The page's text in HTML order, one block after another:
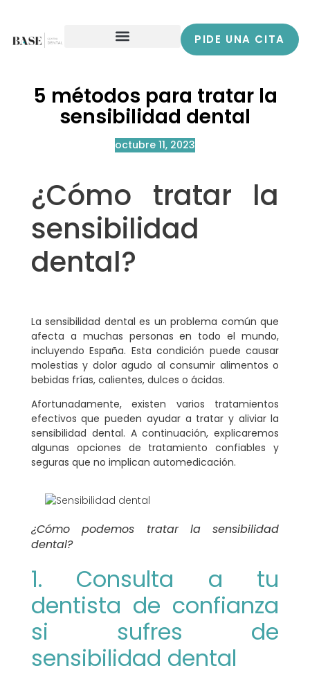
PIDE UNA CITA
5 métodos para tratar la
sensibilidad dental
octubre 11, 2023
¿Cómo tratar la
sensibilidad
dental?
Lasensibilidad dental es unproblema común que
afecta a muchas personas en todo el mundo,
incluyendo España. Esta condición puede causar
molestias y dolor agudo al consumir alimentos o
bebidas frías, calientes, dulces o ácidas.
Afortunadamente, existen varios tratamientos
efectivos que pueden ayudar a tratar y aliviar la
sensibilidad dental. A continuación, explicaremos
algunas opciones de tratamiento confiables y
seguras que no implican automedicación.
¿Cómo podemos tratar la sensibilidad
dental?
1. Consulta a tu
dentista de confianza
si sufres de
sensibilidad dental